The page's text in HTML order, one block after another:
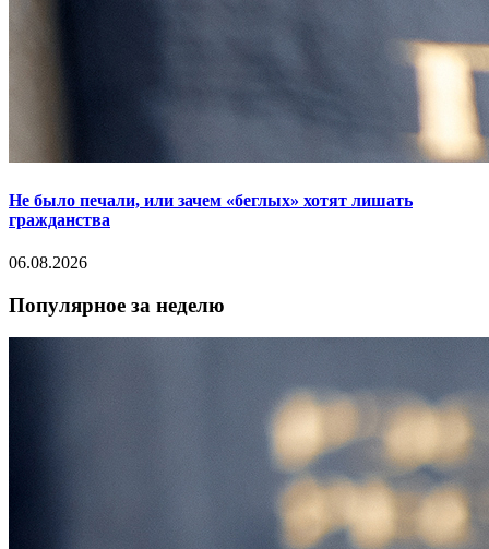
Не было печали, или зачем «беглых» хотят лишать
гражданства
06.08.2026
Популярное за неделю